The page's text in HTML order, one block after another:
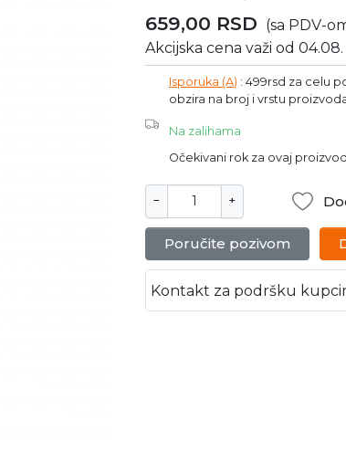
659,00 RSD (sa PDV-
Akcijska cena važi od
Isporuka (A) : 499rsd za celu
obzira na broj i vrstu
Na zalihama
Očekivani rok za ovaj
− +
Poručite pozivom
Kontakt za podršku